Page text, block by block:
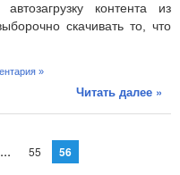
автозагрузку контента из
скачивать то, что
»
Читать далее »
... 55 56